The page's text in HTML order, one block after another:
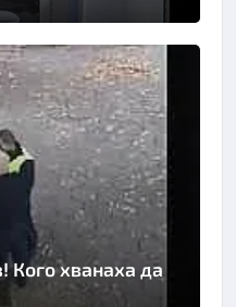
Кого хванаха да